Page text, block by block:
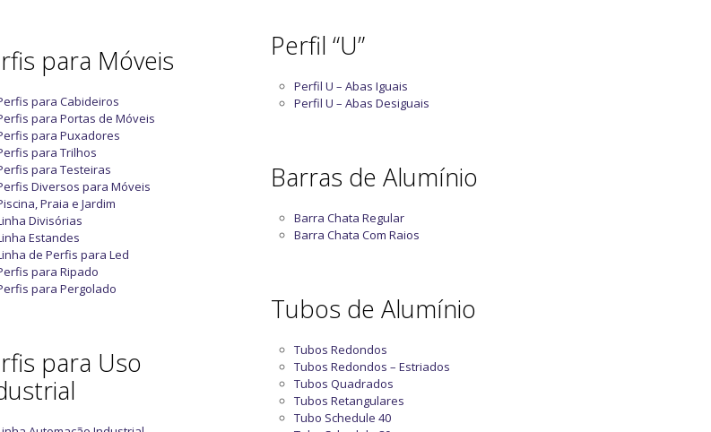
para Móveis
para Cabideiros
para Portas de Móveis
para Puxadores
para Trilhos
para Testeiras
Diversos para Móveis
Praia e Jardim
Divisórias
Estandes
de Perfis para Led
para Ripado
para Pergolado
para Uso
Perfil “U”
Perfil U – Abas Iguais
Perfil U – Abas Desiguais
Barras de Alumínio
Barra Chata Regular
Barra Chata Com Raios
Tubos de Alumínio
Tubos Redondos
Tubos Redondos – Estriados
Tubos Quadrados
Tubos Retangulares
Tubo Schedule 40